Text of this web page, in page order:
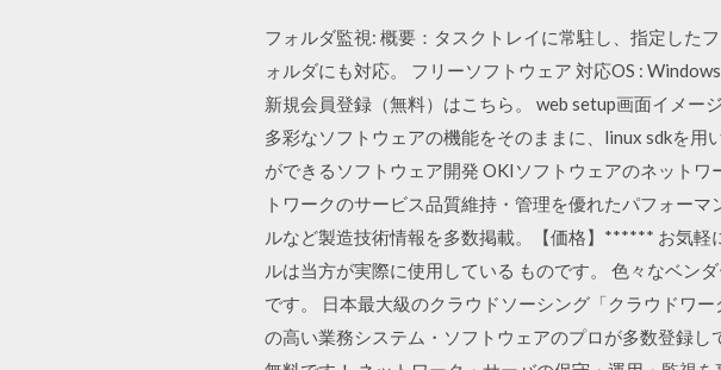
フォルダ監視: 概要：タスクトレイに常駐し、指定した
ォルダにも対応。 フリーソフトウェア 対応OS :
新規会員登録（無料）はこちら。 web setup画面イメー
多彩なソフトウェアの機能をそのままに、linux sdkを
ができるソフトウェア開発 OKIソフトウェアのネット
トワークのサービス品質維持・管理を優れたパフォー
ルなど製造技術情報を多数掲載。【価格】****** お気
ルは当方が実際に使用している ものです。 色々なベン
です。 日本最大級のクラウドソーシング「クラウドワ
の高い業務システム・ソフトウェアのプロが多数登録